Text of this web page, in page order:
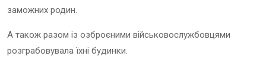
заможних родин.
А також разом із озброєними військовослужбовцями
розграбовувала їхні будинки.